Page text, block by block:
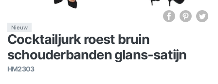
Nieuw
Cocktailjurk roest bruin
schouderbanden glans-satijn
HM2303